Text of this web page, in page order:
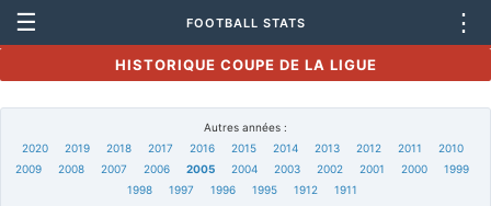
☰ FOOTBALL STATS ⋮
HISTORIQUE COUPE DE LA LIGUE
Autres années :
2020
2019 2018 2017 2016 2015 2014 2013 2012 2011
2010
2009
2008 2007 2006 2005 2004 2003 2002 2001 2000
1999
1998
1997 1996 1995 1912 1911